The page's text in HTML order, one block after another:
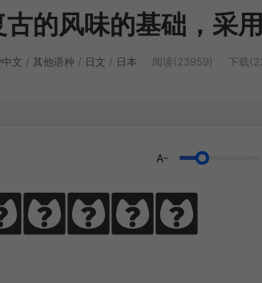
的风味的基础，采
文 / 其他语种 / 日文 / 日本 阅读(23959) 下载
A-
万遍见真